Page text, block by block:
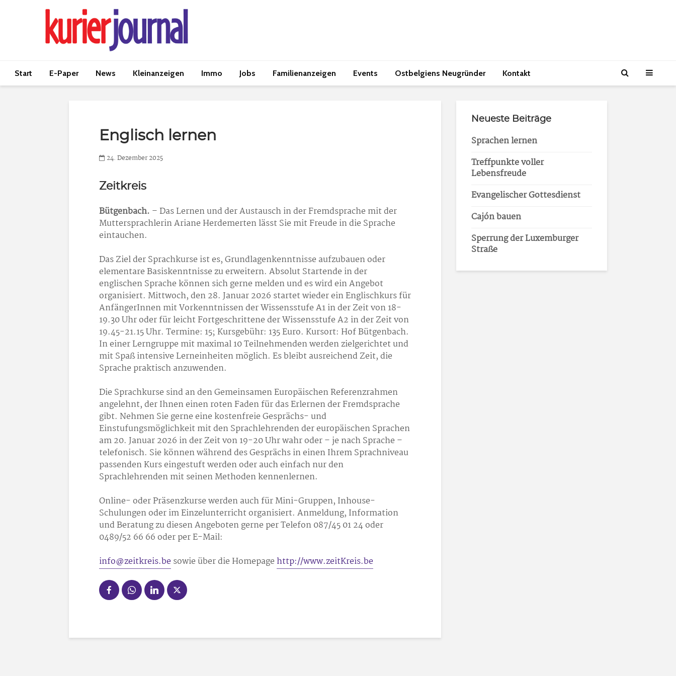
Start E-Paper News Kleinanzeigen Immo Jobs Familienanzeigen Events Ostbelgiens Neugründer Kontakt
Englisch lernen
24. Dezember 2025
Zeitkreis
Bütgenbach. – Das Lernen und der Austausch in der Fremdsprache mit der
Muttersprachlerin Ariane Herdemerten lässt Sie mit Freude in die Sprache
eintauchen.
Das Ziel der Sprachkurse ist es, Grundlagenkenntnisse aufzubauen oder
elementare Basiskenntnisse zu erweitern. Absolut Startende in der
englischen Sprache können sich gerne melden und es wird ein Angebot
organisiert. Mittwoch, den 28. Januar 2026 startet wieder ein Englischkurs für
AnfängerInnen mit Vorkenntnissen der Wissensstufe A1 in der Zeit von 18-
19.30 Uhr oder für leicht Fortgeschrittene der Wissensstufe A2 in der Zeit von
19.45-21.15 Uhr. Termine: 15; Kursgebühr: 135 Euro. Kursort: Hof Bütgenbach.
In einer Lerngruppe mit maximal 10 Teilnehmenden werden zielgerichtet und
mit Spaß intensive Lerneinheiten möglich. Es bleibt ausreichend Zeit, die
Sprache praktisch anzuwenden.
Die Sprachkurse sind an den Gemeinsamen Europäischen Referenzrahmen
angelehnt, der Ihnen einen roten Faden für das Erlernen der Fremdsprache
gibt. Nehmen Sie gerne eine kostenfreie Gesprächs- und
Einstufungsmöglichkeit mit den Sprachlehrenden der europäischen Sprachen
am 20. Januar 2026 in der Zeit von 19-20 Uhr wahr oder – je nach Sprache –
telefonisch. Sie können während des Gesprächs in einen Ihrem Sprachniveau
passenden Kurs eingestuft werden oder auch einfach nur den
Sprachlehrenden mit seinen Methoden kennenlernen.
Online- oder Präsenzkurse werden auch für Mini-Gruppen, Inhouse-
Schulungen oder im Einzelunterricht organisiert. Anmeldung, Information
und Beratung zu diesen Angeboten gerne per Telefon 087/45 01 24 oder
0489/52 66 66 oder per E-Mail:
info@zeitkreis.besowie über die Homepage http://www.zeitKreis.be
Neueste Beiträge
Sprachen lernen
Treffpunkte voller
Lebensfreude
Evangelischer Gottesdienst
Cajón bauen
Sperrung der Luxemburger
Straße